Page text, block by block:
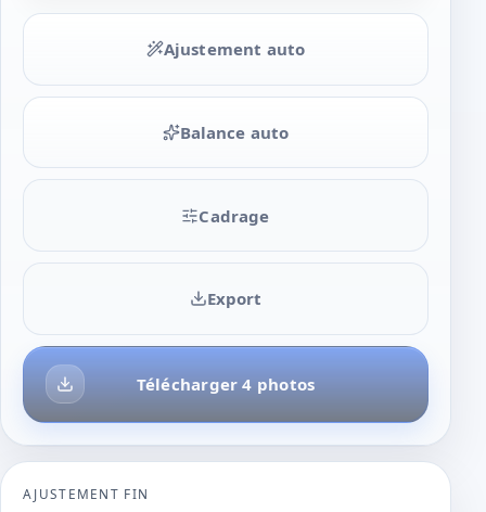
Ajustement auto
Balance auto
Cadrage
Télécharger 4 photos
Export
AJUSTEMENT FIN